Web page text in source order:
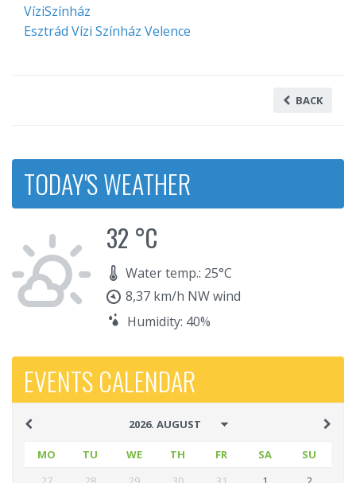
VíziSzínház
Esztrád Vízi Színház Velence
BACK
TODAY'S WEATHER
32 °C
Water temp.: 25°C
8,37 km/h NW wind
Humidity: 40%
EVENTS CALENDAR
MO TU WE TH FR SA
SU